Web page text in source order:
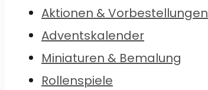
Aktionen & Vorbestellungen
Adventskalender
Miniaturen & Bemalung
Rollenspiele